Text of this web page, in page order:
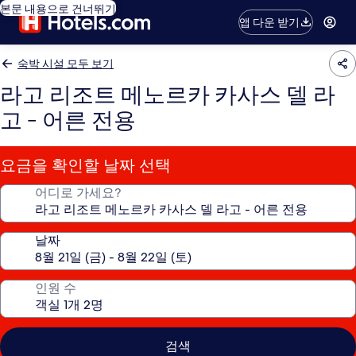
본문 내용으로 건너뛰기
앱 다운 받기
숙박 시설 모두 보기
라고 리조트 메노르카 카사스 델 라
고 - 어른 전용
요금을 확인할 날짜 선택
어디로 가세요?
날짜
인원 수
검색